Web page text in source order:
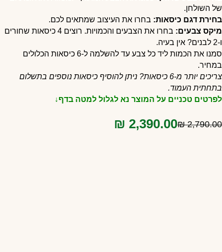
₪
₪ 2,390.00
השולחן.
דגם כיסאות:בחרו את העיצוב שמתאים לכם.
צבעים:
בחרו את הצבעים והכמויות. רוצים 4 כיסאות שחורים
בעיה.
סמנו את הכמות ליד כל צבע עד להשלמה ל-6 כיסאות הכלולים
צריכים יותר מ-6 כיסאות? ניתן להוסיף כיסאות נוספים בתשלום
העמוד.
טכניים על המוצר נא לגלול למטה בדף↓